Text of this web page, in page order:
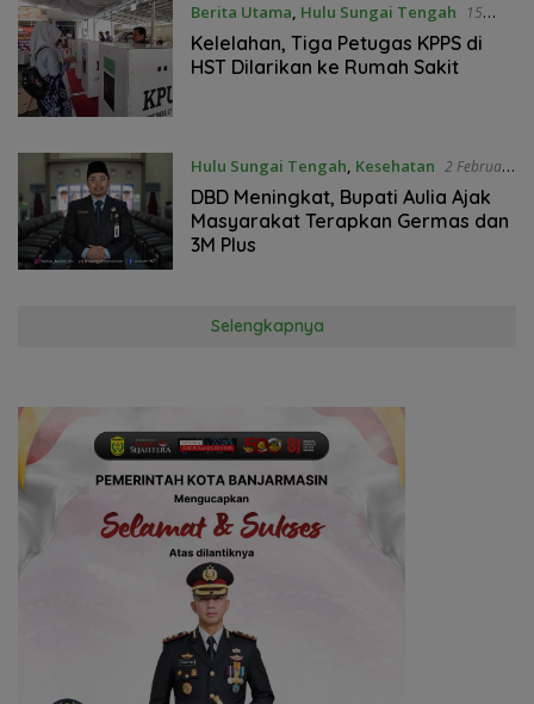
Berita Utama, Hulu Sungai Tengah
15
Februari 2024
Kelelahan, Tiga Petugas KPPS di
HST Dilarikan ke Rumah Sakit
Hulu Sungai Tengah, Kesehatan 2 Februari
2024
DBD Meningkat, Bupati Aulia Ajak
Masyarakat Terapkan Germas dan
3M Plus
Selengkapnya